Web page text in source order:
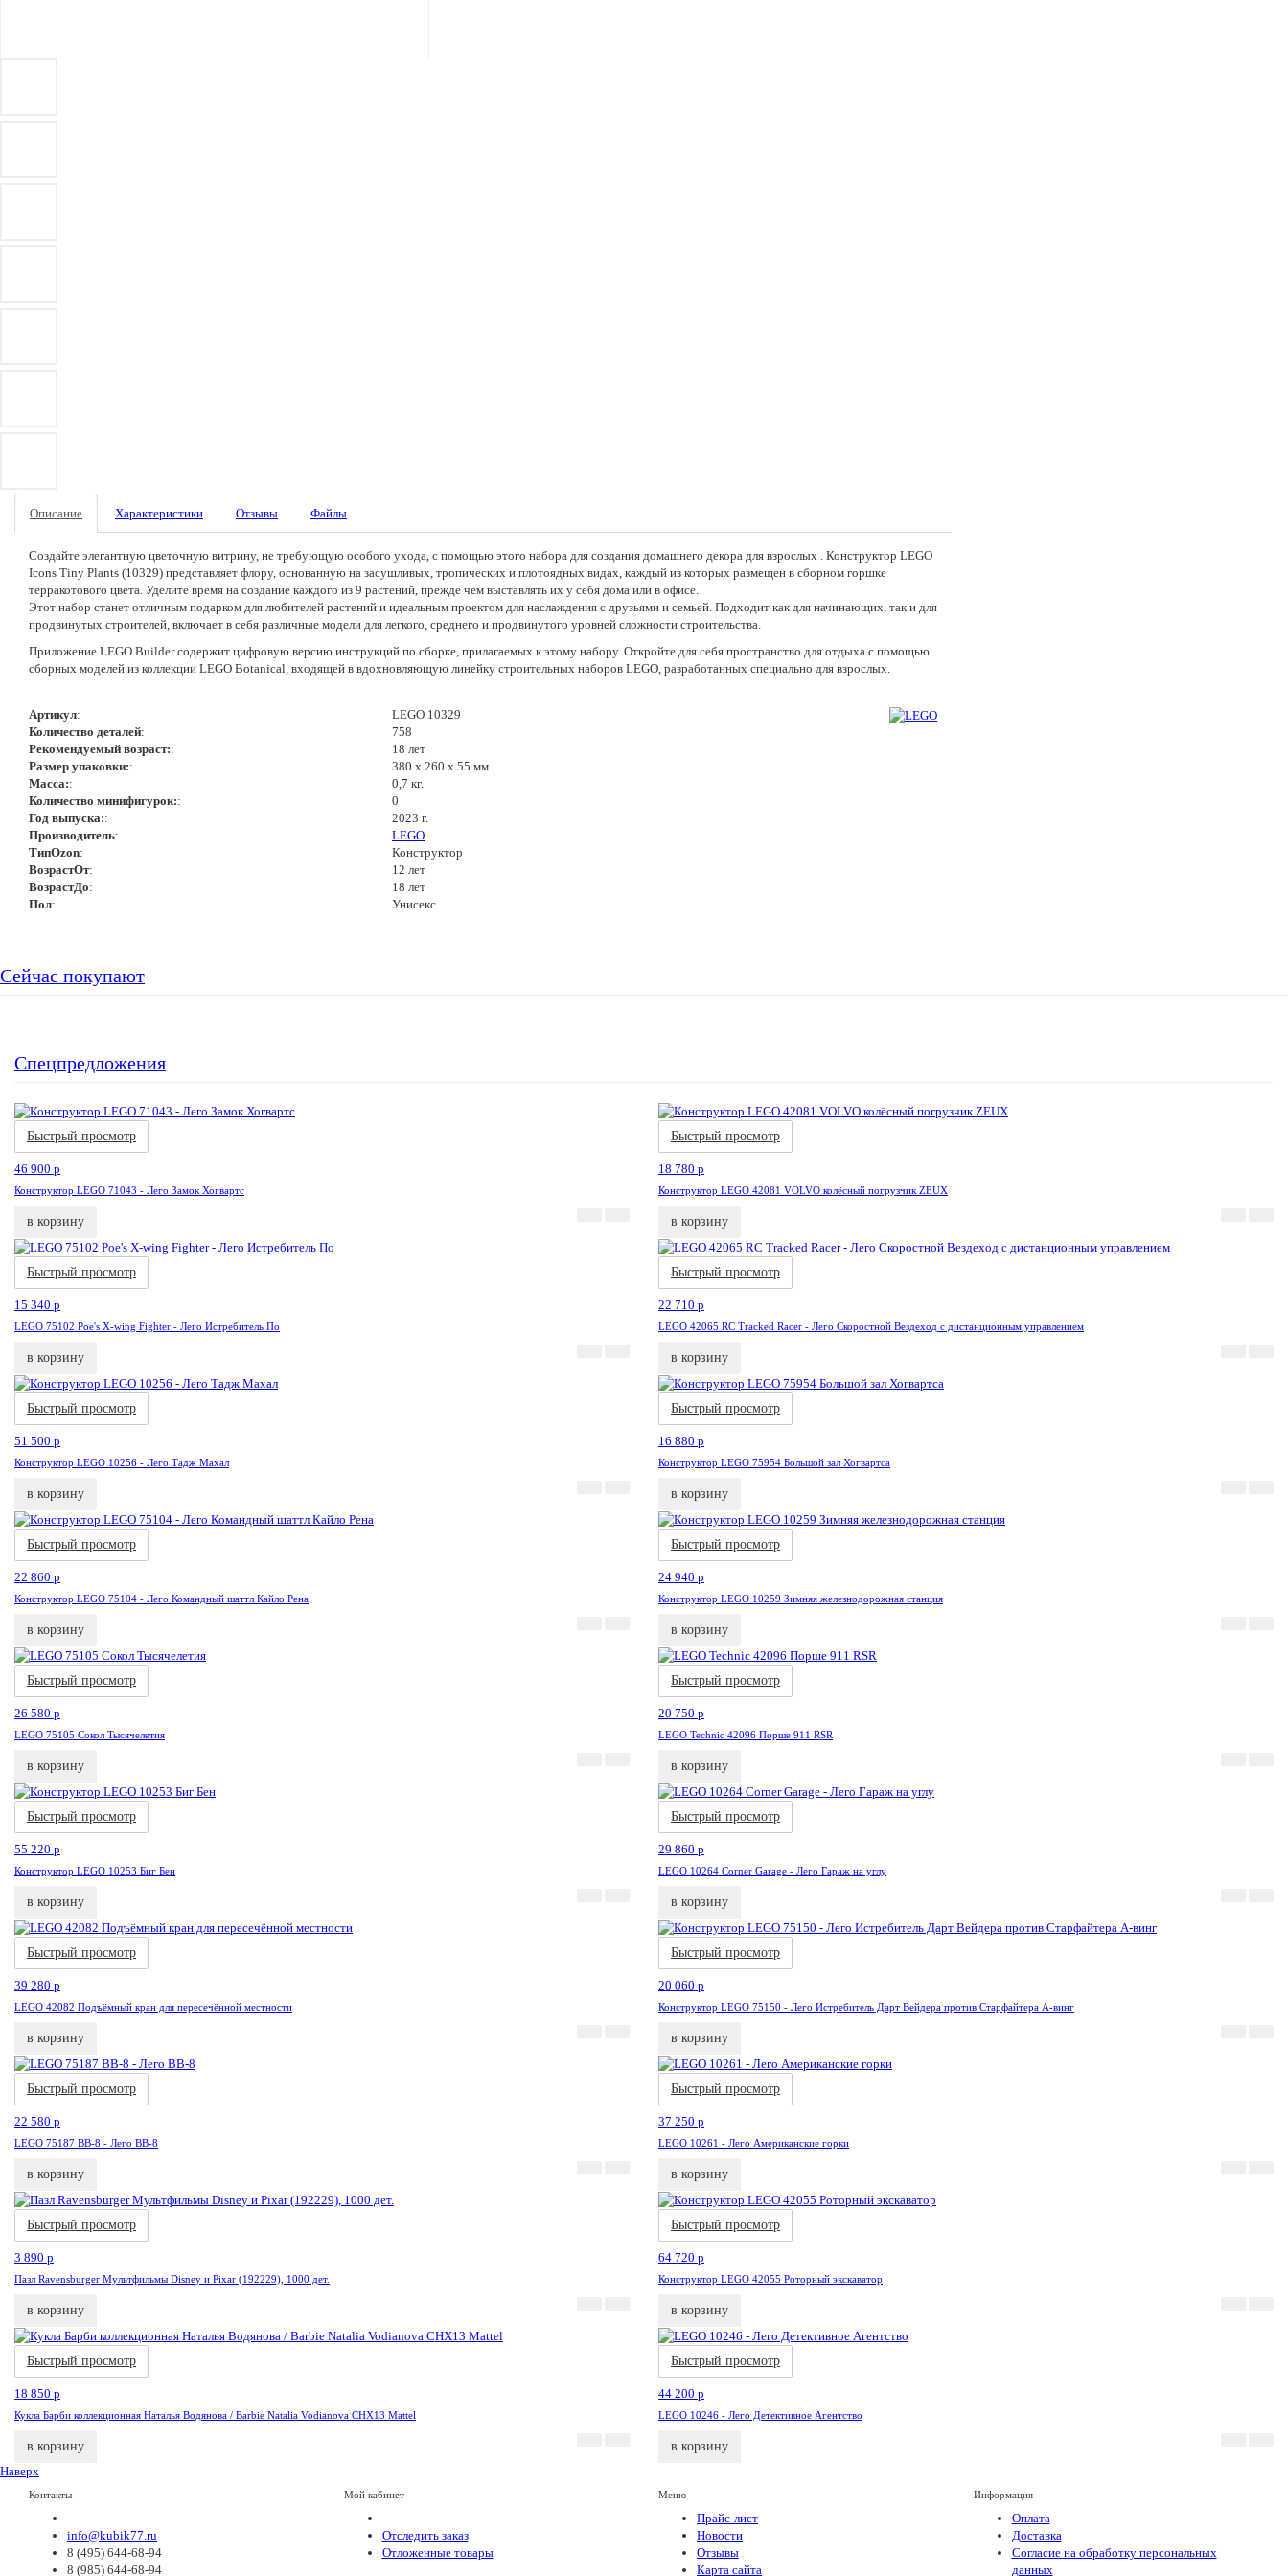
Описание Характеристики Отзывы Файлы
Создайте элегантную цветочную витрину, не требующую особого ухода, с помощью этого набора для создания домашнего декора для взрослых . Конструктор LEGO
Icons Tiny Plants (10329) представляет флору, основанную на засушливых, тропических и плотоядных видах, каждый из которых размещен в сборном горшке
терракотового цвета. Уделите время на создание каждого из 9 растений, прежде чем выставлять их у себя дома или в офисе.
Этот набор станет отличным подарком для любителей растений и идеальным проектом для наслаждения с друзьями и семьей. Подходит как для начинающих, так и для
продвинутых строителей, включает в себя различные модели для легкого, среднего и продвинутого уровней сложности строительства.
Приложение LEGO Builder содержит цифровую версию инструкций по сборке, прилагаемых к этому набору. Откройте для себя пространство для отдыха с помощью
сборных моделей из коллекции LEGO Botanical, входящей в вдохновляющую линейку строительных наборов LEGO, разработанных специально для взрослых.
Артикул:
LEGO 10329
Количество деталей:
758
Рекомендуемый возраст::
18 лет
Размер упаковки::
380 х 260 х 55 мм
Масса::
0,7 кг.
Количество минифигурок::
0
Год выпуска::
2023 г.
Производитель:
LEGO
ТипOzon:
Конструктор
ВозрастОт:
12 лет
ВозрастДо:
18 лет
Пол: Унисекс
Сейчас покупают
Спецпредложения
Быстрый просмотр
46 900 p
Конструктор LEGO 71043 - Лего Замок Хогвартс
в корзину
Быстрый просмотр
18 780 p
Конструктор LEGO 42081 VOLVO колёсный погрузчик ZEUX
в корзину
Быстрый просмотр
15 340 p
LEGO 75102 Poe's X-wing Fighter - Лего Истребитель По
в корзину
Быстрый просмотр
22 710 p
LEGO 42065 RC Tracked Racer - Лего Скоростной Вездеход с дистанционным управлением
в корзину
Быстрый просмотр
51 500 p
Конструктор LEGO 10256 - Лего Тадж Махал
в корзину
Быстрый просмотр
16 880 p
Конструктор LEGO 75954 Большой зал Хогвартса
в корзину
Быстрый просмотр
22 860 p
Конструктор LEGO 75104 - Лего Командный шаттл Кайло Рена
в корзину
Быстрый просмотр
24 940 p
Конструктор LEGO 10259 Зимняя железнодорожная станция
в корзину
Быстрый просмотр
26 580 p
LEGO 75105 Сокол Тысячелетия
в корзину
Быстрый просмотр
20 750 p
LEGO Technic 42096 Порше 911 RSR
в корзину
Быстрый просмотр
55 220 p
Конструктор LEGO 10253 Биг Бен
в корзину
Быстрый просмотр
29 860 p
LEGO 10264 Corner Garage - Лего Гараж на углу
в корзину
Быстрый просмотр
39 280 p
LEGO 42082 Подъёмный кран для пересечённой местности
в корзину
Быстрый просмотр
20 060 p
Конструктор LEGO 75150 - Лего Истребитель Дарт Вейдера против Старфайтера А-винг
в корзину
Быстрый просмотр
22 580 p
LEGO 75187 BB-8 - Лего BB-8
в корзину
Быстрый просмотр
37 250 p
LEGO 10261 - Лего Американские горки
в корзину
Быстрый просмотр
3 890 p
Пазл Ravensburger Мультфильмы Disney и Pixar (192229), 1000 дет.
в корзину
Быстрый просмотр
64 720 p
Конструктор LEGO 42055 Роторный экскаватор
в корзину
Быстрый просмотр
18 850 p
Кукла Барби коллекционная Наталья Водянова / Barbie Natalia Vodianova CHX13 Mattel
в корзину
Быстрый просмотр
44 200 p
LEGO 10246 - Лего Детективное Агентство
в корзину
Наверх
Контакты
info@kubik77.ru
8 (495) 644-68-94
8 (985) 644-68-94
Мой кабинет
Отследить заказ
Отложенные товары
Меню
Прайс-лист
Новости
Отзывы
Карта сайта
Информация
Оплата
Доставка
Согласие на обработку персональных
данных